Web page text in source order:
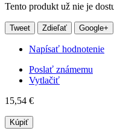
Tento produkt už nie je
Tweet Zdieľať Google+
Napísať hodnotenie
Poslať známemu
Vytlačiť
15,54 €
Kúpiť